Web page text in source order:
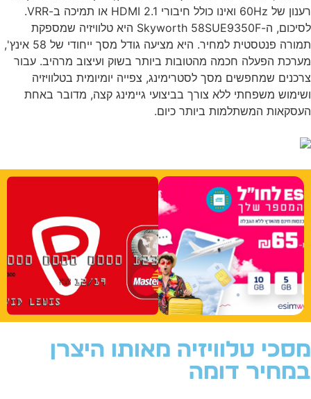
רענון של 60Hz ואינו כולל חיבורי HDMI 2.1 או תמיכה ב-VRR.
לסיכום, ה-Skyworth 58SUE9350F היא טלוויזיה שמספקת
תמורה פנטסטית למחיר. היא מציעה גודל מסך ייחודי של 58 אינץ',
הפעלה חכמה מהטובות ביותר בשוק ועיצוב מרהיב. עבור
שמחפשים מסך לסטרימינג, צפייה יומיומית בטלוויזיה
משפחתי ללא צורך בביצועי גיימינג קצה, מדובר באחת
המשתלמות ביותר כיום.
טלוויזיה מאותו היצרן
דומה